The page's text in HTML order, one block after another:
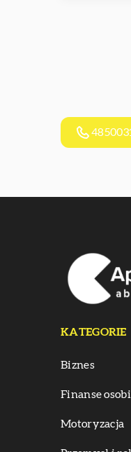
KATEGORIE
Biznes
Finanse
Motoryzacja